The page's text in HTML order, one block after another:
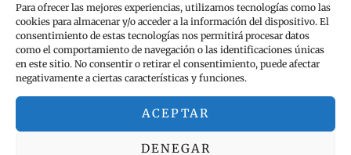
Para ofrecer las mejores experiencias, utilizamos tecnologías como las
cookies para almacenar y/o acceder a la información del dispositivo. El
consentimiento de estas tecnologías nos permitirá procesar datos
como el comportamiento de navegación o las identificaciones únicas
en este sitio. No consentir o retirar el consentimiento, puede afectar
negativamente a ciertas características y funciones.
ACEPTAR
DENEGAR
✔ Claridad Cristalina:Acabado de alta transparencia
que no oculta el logotipo ni el color del titanio.
✔ Tecnología Anti-Impactos:Esquinas reforzadas que
✔ Protección de Pantalla y Cámara: